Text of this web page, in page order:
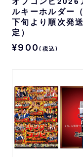
ルキーホルダー
下旬より順次発
定）
¥900(税込)